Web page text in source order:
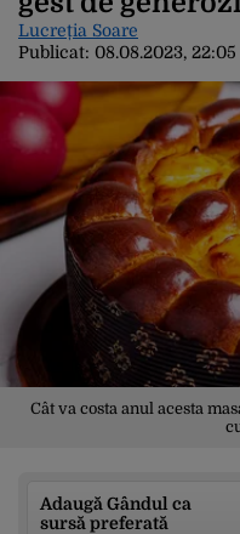
Lucreția Soare
Publicat: 08.08.2023, 22:05
Cât va costa anul acesta
Adaugă Gândul ca
sursă preferată